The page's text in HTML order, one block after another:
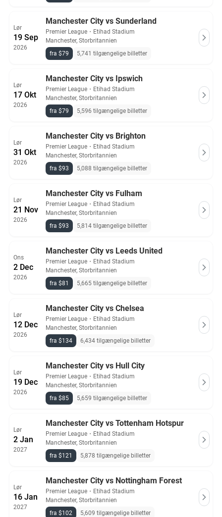
Lør
19 Sep
2026
Manchester City vs Sunderland
Premier League ・ Etihad Stadium
Manchester, Storbritannien
fra $79
5,741 tilgængelige billetter
Lør
17 Okt
2026
Manchester City vs Ipswich
Premier League ・ Etihad Stadium
Manchester, Storbritannien
fra $79
5,596 tilgængelige billetter
Lør
31 Okt
2026
Manchester City vs Brighton
Premier League ・ Etihad Stadium
Manchester, Storbritannien
fra $93
5,088 tilgængelige billetter
Lør
21 Nov
2026
Manchester City vs Fulham
Premier League ・ Etihad Stadium
Manchester, Storbritannien
fra $93
5,814 tilgængelige billetter
Ons
2 Dec
2026
Manchester City vs Leeds United
Premier League ・ Etihad Stadium
Manchester, Storbritannien
fra $81
5,665 tilgængelige billetter
Lør
12 Dec
2026
Manchester City vs Chelsea
Premier League ・ Etihad Stadium
Manchester, Storbritannien
fra $134
6,434 tilgængelige billetter
Lør
19 Dec
2026
Manchester City vs Hull City
Premier League ・ Etihad Stadium
Manchester, Storbritannien
fra $85
5,659 tilgængelige billetter
Lør
2 Jan
2027
Manchester City vs Tottenham Hotspur
Premier League ・ Etihad Stadium
Manchester, Storbritannien
fra $121
5,878 tilgængelige billetter
Lør
16 Jan
2027
Manchester City vs Nottingham Forest
Premier League ・ Etihad Stadium
Manchester, Storbritannien
fra $102
5,609 tilgængelige billetter